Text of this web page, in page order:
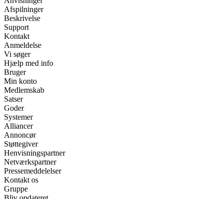
Afspilninger
Beskrivelse
Support
Kontakt
Anmeldelse
Vi søger
Hjælp med info
Bruger
Min konto
Medlemskab
Satser
Goder
Systemer
Alliancer
Annoncør
Støttegiver
Henvisningspartner
Netværkspartner
Pressemeddelelser
Kontakt os
Gruppe